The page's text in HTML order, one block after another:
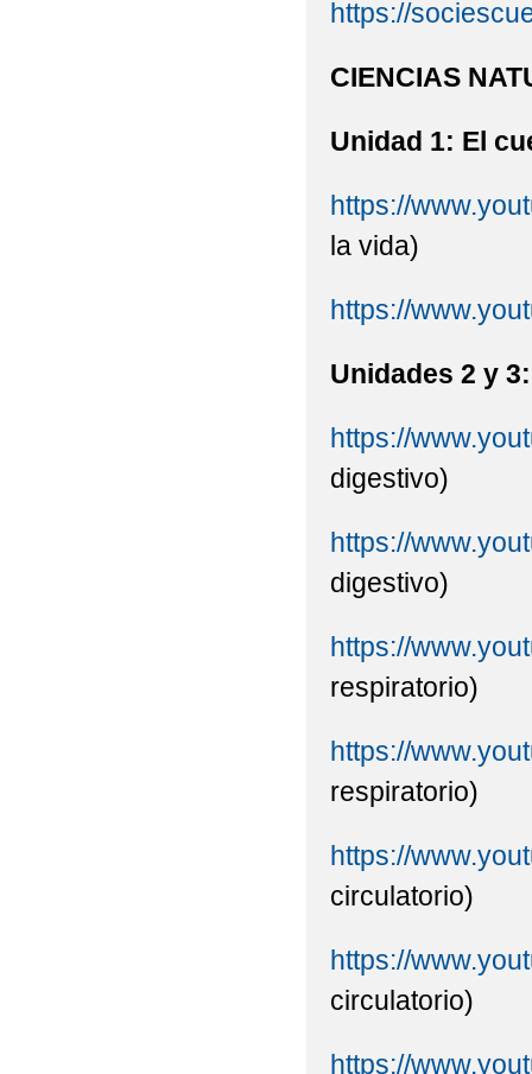
https://
CIENCIAS
Unidad 1: El
https://
la vida)
https://
Unidades 2 y
https://
digestivo)
https://
digestivo)
https://
respiratorio)
https://
respiratorio)
https://
circulatorio)
https://
circulatorio)
https://